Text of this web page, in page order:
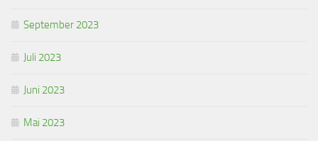
September 2023
Juli 2023
Juni 2023
Mai 2023